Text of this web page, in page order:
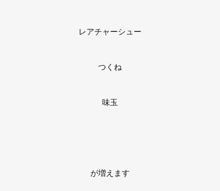
レアチャーシュー
つくね
味玉
が増えます